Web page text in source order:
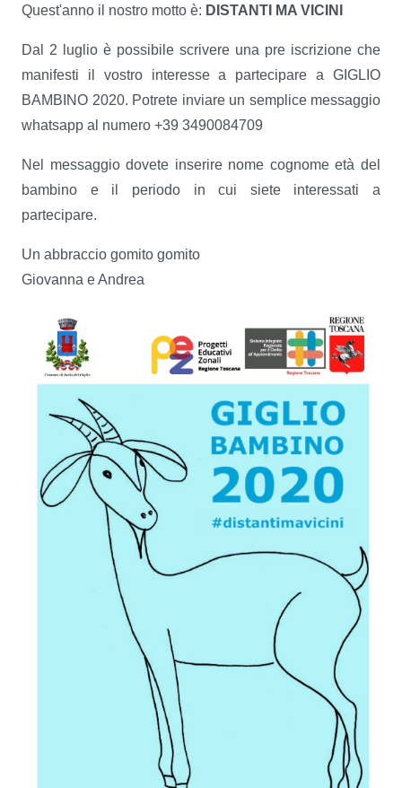
Quest'anno il nostro motto è: DISTANTI MA VICINI
Dal 2 luglio è possibile scrivere una pre iscrizione che
manifesti il vostro interesse a partecipare a GIGLIO
BAMBINO 2020. Potrete inviare un semplice messaggio
whatsapp al numero +39 3490084709
Nel messaggio dovete inserire nome cognome età del
bambino e il periodo in cui siete interessati a
partecipare.
Un abbraccio gomito gomito
Giovanna e Andrea